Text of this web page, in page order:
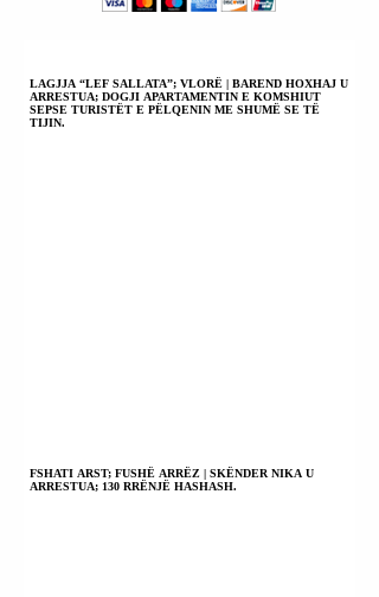
LAGJJA “LEF SALLATA”; VLORË | BAREND HOXHAJ U
ARRESTUA; DOGJI APARTAMENTIN E KOMSHIUT
SEPSE TURISTËT E PËLQENIN ME SHUMË SE TË
TIJIN.
FSHATI ARST; FUSHË ARRËZ | SKËNDER NIKA U
ARRESTUA; 130 RRËNJË HASHASH.